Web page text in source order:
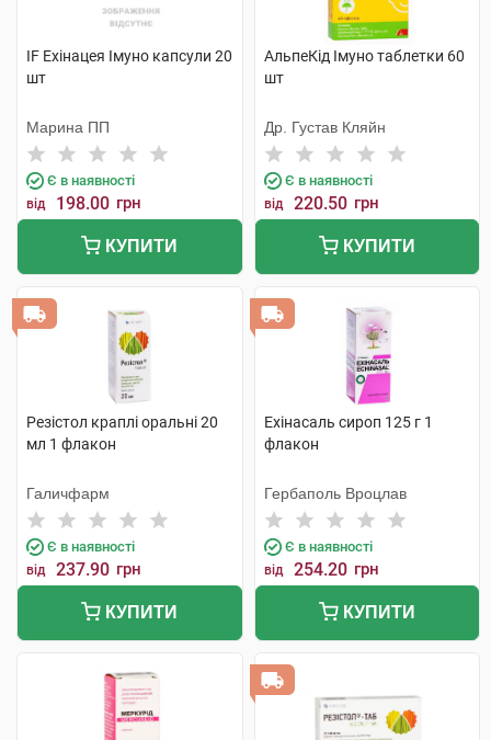
IF Ехінацея Імуно капсули 20
шт
Марина ПП
Є в наявності
від 198.00 грн
КУПИТИ
АльпеКід Імуно таблетки 60
шт
Др. Густав Кляйн
Є в наявності
від 220.50 грн
КУПИТИ
Резістол краплі оральні 20
мл 1 флакон
Галичфарм
Є в наявності
від 237.90 грн
КУПИТИ
Ехінасаль сироп 125 г 1
флакон
Гербаполь Вроцлав
Є в наявності
від 254.20 грн
КУПИТИ